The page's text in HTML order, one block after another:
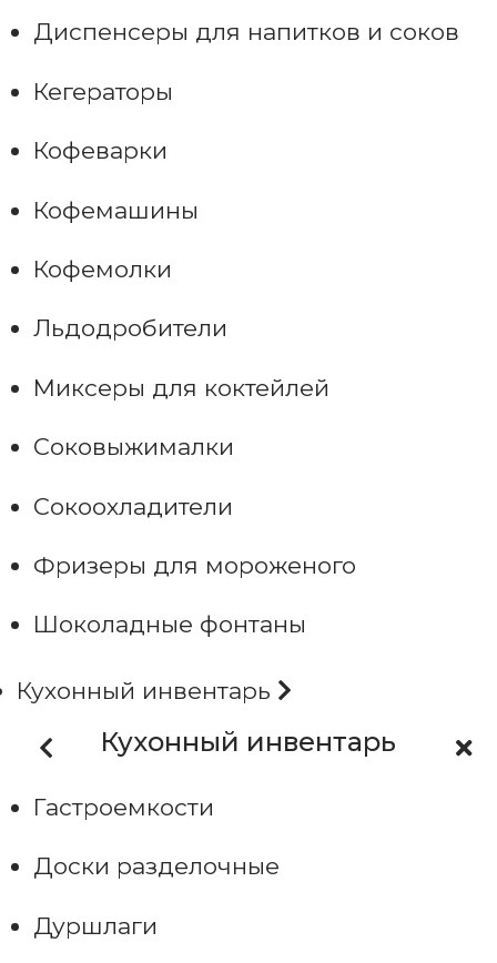
Диспенсеры для напитков и соков
Кегераторы
Кофеварки
Кофемашины
Кофемолки
Льдодробители
Миксеры для коктейлей
Соковыжималки
Сокоохладители
Фризеры для мороженого
Шоколадные фонтаны
Кухонный инвентарь
Кухонный инвентарь
Гастроемкости
Доски разделочные
Дуршлаги